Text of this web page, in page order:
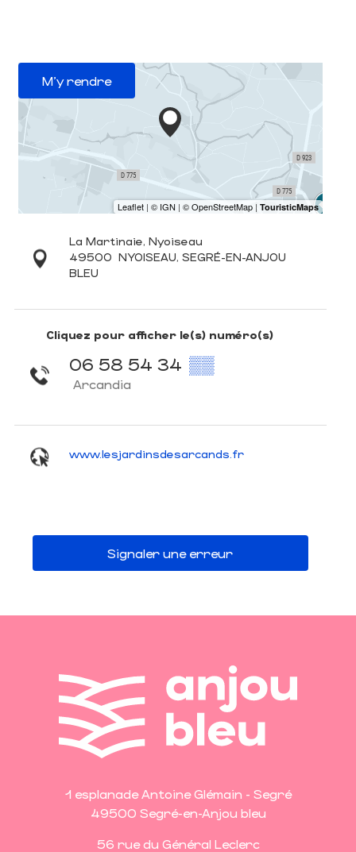
M'y rendre
La Martinaie, Nyoiseau
49500 NYOISEAU, SEGRÉ-EN-ANJOU
BLEU
Cliquez pour afficher le(s) numéro(s)
06 58 54 34 ▒▒
Arcandia
www.lesjardinsdesarcands.fr
Signaler une erreur
1 esplanade Antoine Glémain - Segré
49500 Segré-en-Anjou bleu
56 rue du Général Leclerc